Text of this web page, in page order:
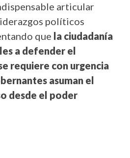
articular
políticos
que la ciudadanía
a defender el
requiere con urgencia
asuman el
desde el poder